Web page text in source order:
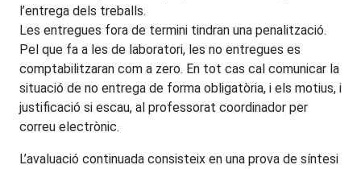
l’entrega dels treballs.
Les entregues fora de termini tindran una penalització.
Pel que fa a les de laboratori, les no entregues es
comptabilitzaran com a zero. En tot cas cal comunicar la
situació de no entrega de forma obligatòria, i els motius, i
justificació si escau, al professorat coordinador per
correu electrònic.
L’avaluació continuada consisteix en una prova de síntesi